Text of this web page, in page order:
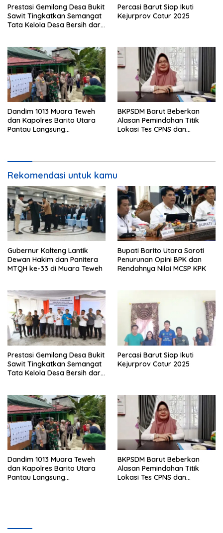
Prestasi Gemilang Desa Bukit
Sawit Tingkatkan Semangat
Tata Kelola Desa Bersih dari
Percasi Barut Siap Ikuti
Kejurprov Catur 2025
Dandim 1013 Muara Teweh
dan Kapolres Barito Utara
Pantau Langsung
BKPSDM Barut Beberkan
Alasan Pemindahan Titik
Lokasi Tes CPNS dan
Rekomendasi untuk kamu
Gubernur Kalteng Lantik
Dewan Hakim dan Panitera
MTQH ke-33 di Muara Teweh
Bupati Barito Utara Soroti
Penurunan Opini BPK dan
Rendahnya Nilai MCSP KPK
Prestasi Gemilang Desa Bukit
Sawit Tingkatkan Semangat
Tata Kelola Desa Bersih dari
Percasi Barut Siap Ikuti
Kejurprov Catur 2025
Dandim 1013 Muara Teweh
dan Kapolres Barito Utara
Pantau Langsung
BKPSDM Barut Beberkan
Alasan Pemindahan Titik
Lokasi Tes CPNS dan